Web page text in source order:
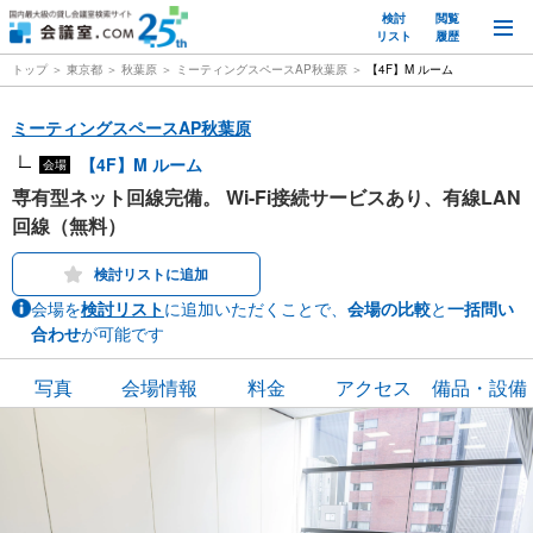
検討
リスト
閲覧
履歴
トップ 東京都 秋葉原 ミーティングスペースAP秋葉原 【4F】M ルーム
ミーティングスペースAP秋葉原
会場 【4F】M ルーム
専有型ネット回線完備。 Wi-Fi接続サービスあり、有線LAN
回線（無料）
検討リストに追加
会場を検討リストに追加いただくことで、 会場の比較と一括問い
合わせが可能です
写真 会場情報 料金 アクセス 備品・設備